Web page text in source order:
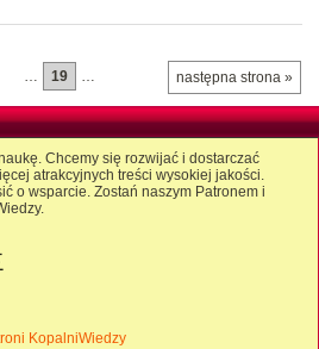
następna strona »
… 19 …
Chcemy się rozwijać i dostarczać
atrakcyjnych treści wysokiej jakości.
o wsparcie. Zostań naszym Patronem i
KopalniWiedzy